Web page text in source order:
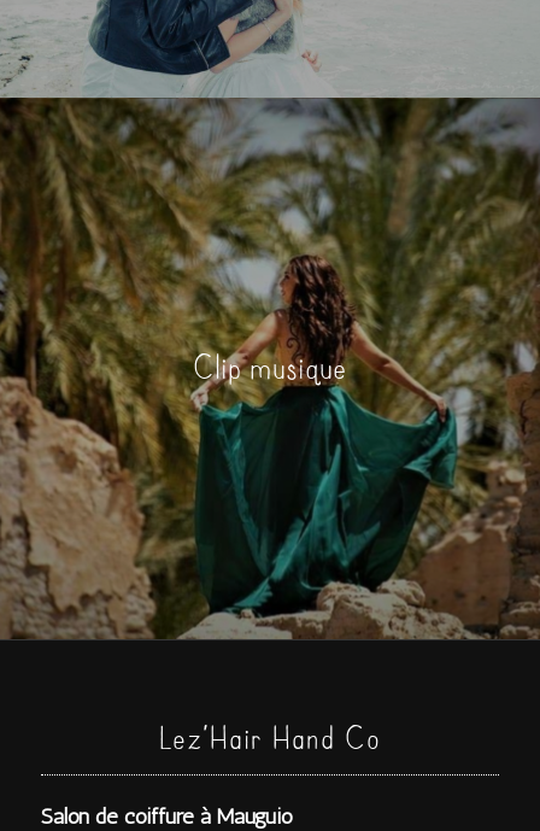
Clip musique
Lez’Hair Hand Co
Salon de coiffure à Mauguio